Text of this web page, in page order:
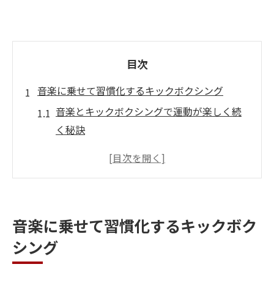
目次
音楽に乗せて習慣化するキックボクシング
音楽とキックボクシングで運動が楽しく続
く秘訣
キックボクシング初心者も安心のリズムフ
ィットネス体験
キックボクシングで身につく前向きな運動
習慣の作り方
音楽に乗せて習慣化するキックボク
シング